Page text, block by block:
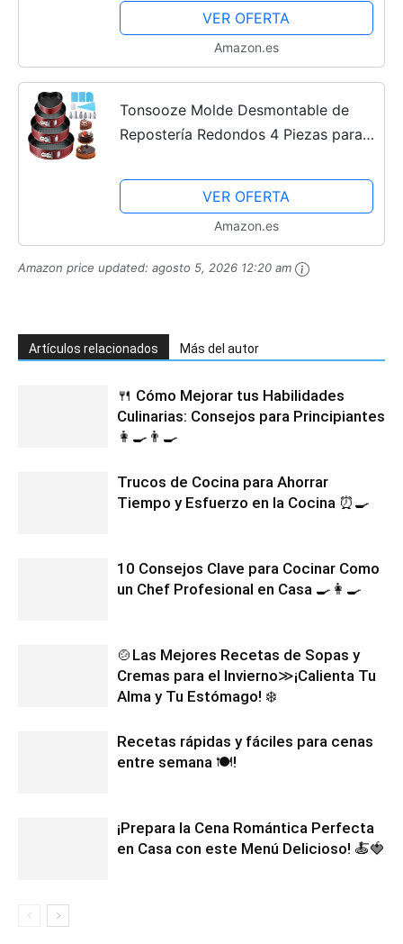
Reposteria
VER OFERTA
Amazon.es
Tonsooze Molde Desmontable de
Repostería Redondos 4 Piezas para
Revestimiento Antiadherente, con
Boquillas para Manga Pastelera...
VER OFERTA
Amazon.es
Amazon price updated: agosto 5, 2026 12:20 am
Artículos relacionados Más del autor
🍴 Cómo Mejorar tus Habilidades
Culinarias: Consejos para Principiantes
👩‍🍳👨‍🍳
Trucos de Cocina para Ahorrar
Tiempo y Esfuerzo en la Cocina ⏰🍳
10 Consejos Clave para Cocinar Como
un Chef Profesional en Casa 🍳👩‍🍳
🍲Las Mejores Recetas de Sopas y
Cremas para el Invierno≫¡Calienta Tu
Alma y Tu Estómago! ❄️
Recetas rápidas y fáciles para cenas
entre semana 🍽️!
¡Prepara la Cena Romántica Perfecta
en Casa con este Menú Delicioso! 🍝🍓